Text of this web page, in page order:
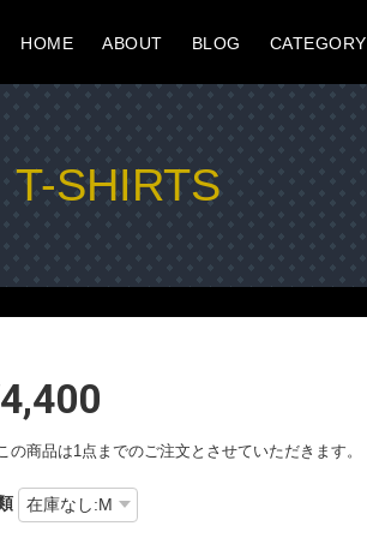
HOME ABOUT BLOG CATEGORY
T-SHIRTS
の商品は1点までのご注文とさせていただきます。